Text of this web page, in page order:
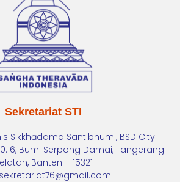
Sekretariat STI
Sikkhādama Santibhumi, BSD City
6, Bumi Serpong Damai, Tangerang
Banten – 15321